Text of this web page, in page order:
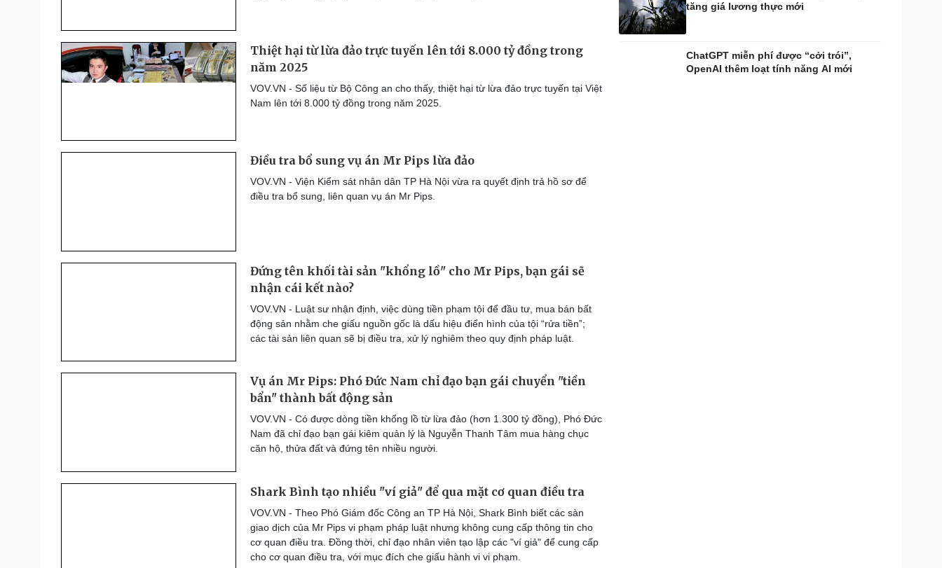
Thiệt hại từ lừa đảo trực tuyến lên tới 8.000 tỷ đồng trong
năm 2025
VOV.VN - Số liệu từ Bộ Công an cho thấy, thiệt hại từ lừa đảo trực tuyến tại Việt
Nam lên tới 8.000 tỷ đồng trong năm 2025.
Điều tra bổ sung vụ án Mr Pips lừa đảo
VOV.VN - Viện Kiểm sát nhân dân TP Hà Nội vừa ra quyết định trả hồ sơ để
điều tra bổ sung, liên quan vụ án Mr Pips.
Đứng tên khối tài sản "khổng lồ" cho Mr Pips, bạn gái sẽ
nhận cái kết nào?
VOV.VN - Luật sư nhận định, việc dùng tiền phạm tội để đầu tư, mua bán bất
động sản nhằm che giấu nguồn gốc là dấu hiệu điển hình của tội “rửa tiền”;
các tài sản liên quan sẽ bị điều tra, xử lý nghiêm theo quy định pháp luật.
Vụ án Mr Pips: Phó Đức Nam chỉ đạo bạn gái chuyển "tiền
bẩn" thành bất động sản
VOV.VN - Có được dòng tiền khổng lồ từ lừa đảo (hơn 1.300 tỷ đồng), Phó Đức
Nam đã chỉ đạo bạn gái kiêm quản lý là Nguyễn Thanh Tâm mua hàng chục
căn hộ, thửa đất và đứng tên nhiều người.
Shark Bình tạo nhiều "ví giả" để qua mặt cơ quan điều tra
VOV.VN - Theo Phó Giám đốc Công an TP Hà Nội, Shark Bình biết các sàn
giao dịch của Mr Pips vi phạm pháp luật nhưng không cung cấp thông tin cho
cơ quan điều tra. Đồng thời, chỉ đạo nhân viên tạo lập các "ví giả" để cung cấp
cho cơ quan điều tra, với mục đích che giấu hành vi vi phạm.
tăng giá lương thực mới
ChatGPT miễn phí được “cởi trói”,
OpenAI thêm loạt tính năng AI mới